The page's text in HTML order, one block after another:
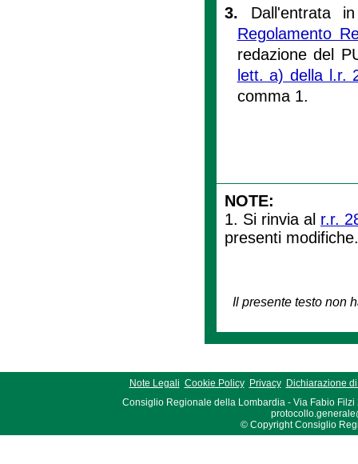
3. Dall'entrata
Regolamento
redazione del
lett. a) della l.r.
comma 1.
NOTE:
1. Si rinvia al r.r.
presenti
Il presente testo non
Note Legali Cookie Policy Privacy
Dichiarazione
Consiglio Regionale della Lombardia - Via Fabio Filzi
© Copyright Consiglio